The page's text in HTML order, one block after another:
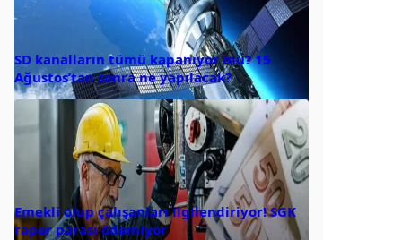
SD kanalların tümü kapanıyor mu? 15
Ağustos’tan sonra ne yapılacak?
Emekli olup çalışanları ilgilendiriyor! SGK
rapor parası ödemiyor